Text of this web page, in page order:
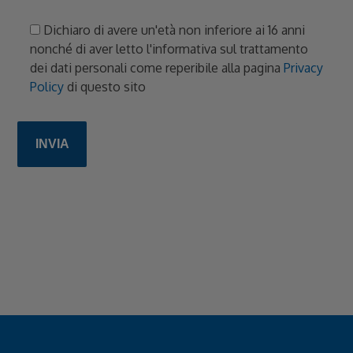
Dichiaro di avere un'età non inferiore ai 16 anni
nonché di aver letto l'informativa sul trattamento
dei dati personali come reperibile alla paginaPrivacy
Policy di questo sito